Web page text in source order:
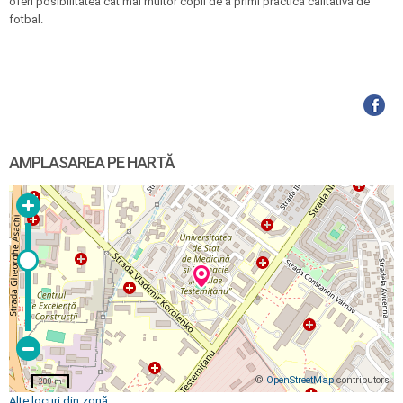
fotbal.
AMPLASAREA PE HARTĂ
© OpenStreetMapcontributors
200 m